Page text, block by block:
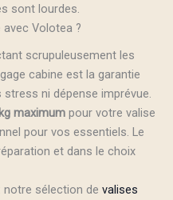
sont lourdes.
avec Volotea ?
scrupuleusement les
cabine est la garantie
stress ni dépense imprévue.
maximum pour votre valise
pour vos essentiels. Le
et dans le choix
notre sélection de valises